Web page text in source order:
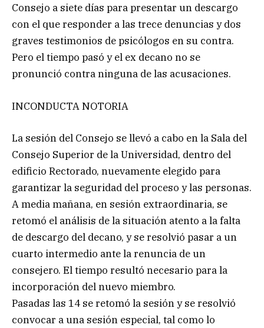
Consejo a siete días para presentar un descargo
con el que responder a las trece denuncias y dos
graves testimonios de psicólogos en su contra.
Pero el tiempo pasó y el ex decano no se
pronunció contra ninguna de las acusaciones.
INCONDUCTA NOTORIA
La sesión del Consejo se llevó a cabo en la Sala del
Consejo Superior de la Universidad, dentro del
edificio Rectorado, nuevamente elegido para
garantizar la seguridad del proceso y las personas.
A media mañana, en sesión extraordinaria, se
retomó el análisis de la situación atento a la falta
de descargo del decano, y se resolvió pasar a un
cuarto intermedio ante la renuncia de un
consejero. El tiempo resultó necesario para la
incorporación del nuevo miembro.
Pasadas las 14 se retomó la sesión y se resolvió
convocar a una sesión especial, tal como lo